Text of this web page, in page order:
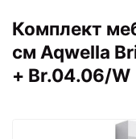
Комплект
см Aqwella
+ Br.04.06/W